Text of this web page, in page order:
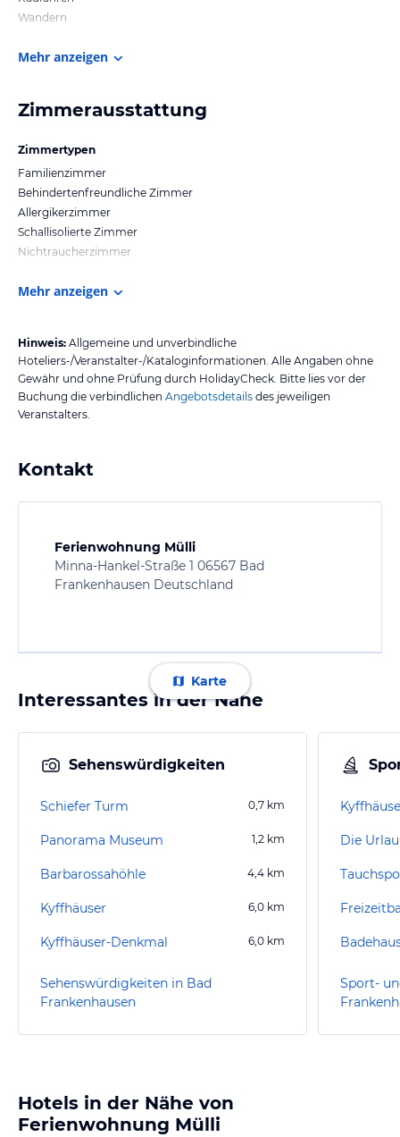
Wandern
Mehr anzeigen
Zimmerausstattung
Zimmertypen
Familienzimmer
Behindertenfreundliche Zimmer
Allergikerzimmer
Schallisolierte Zimmer
Nichtraucherzimmer
Mehr anzeigen
Hinweis: Allgemeine und unverbindliche
Hoteliers-/Veranstalter-/Kataloginformationen. Alle Angaben ohne
Gewähr und ohne Prüfung durch HolidayCheck. Bitte lies vor der
Buchung die verbindlichen Angebotsdetails des jeweiligen
Veranstalters.
Kontakt
Ferienwohnung Mülli
Minna-Hankel-Straße 1 06567 Bad
Frankenhausen Deutschland
Karte
Interessantes in der Nähe
Sehenswürdigkeiten
Schiefer Turm 0,7 km
Panorama Museum 1,2 km
Barbarossahöhle 4,4 km
Kyffhäuser 6,0 km
Kyffhäuser-Denkmal 6,0 km
Sehenswürdigkeiten in Bad
Frankenhausen
Die
Sport-
Hotels in der Nähe von
Ferienwohnung Mülli